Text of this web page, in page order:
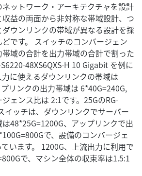
ットワーク・アーキテクチャを設計
益の両面から非対称な帯域設計、つ
ウンリンクの帯域が異なる設計を採
です。 スイッチのコンバージェン
域の合計を出力帯域の合計で割った
48XS6QXS-H 10 Gigabit を例に
に使えるダウンリンクの帯域は
リンクの出力帯域は 6*40G=240G,
ェンス比は 2:1です。25GのRG-
イッチは、ダウンリンクでサーバー
48*25G=1200G、アップリンクで出
で、設備のコンバージェ
います。 1200G、上流出力に利用で
で、マシン全体の収束率は1.5:1